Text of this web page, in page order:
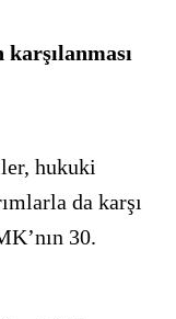
hukuki
da karşı
30.